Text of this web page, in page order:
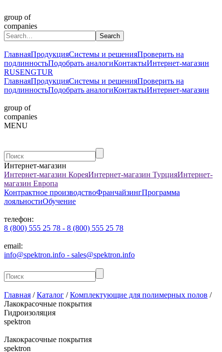
group of
companies
ГлавнаяПродукцияСистемы и решенияПроверить на
подлинностьПодобрать аналогиКонтактыИнтернет-магазин
RUSENGTUR
ГлавнаяПродукцияСистемы и решенияПроверить на
подлинностьПодобрать аналогиКонтактыИнтернет-магазин
group of
companies
MENU
Интернет-магазин
Интернет-магазин КореяИнтернет-магазин ТурцияИнтернет-
магазин Европа
Контрактное производствоФранчайзингПрограмма
лояльностиОбучение
телефон:
8 (800) 555 25 78 - 8 (800) 555 25 78
email:
info@spektron.info - sales@spektron.info
Главная /Каталог /Комплектующие для полимерных полов /
Лакокрасочные покрытия
Гидроизоляция
spektron
Лакокрасочные покрытия
spektron